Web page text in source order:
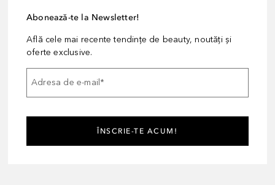
Abonează-te la Newsletter!
Află cele mai recente tendințe de beauty, noutăți și
oferte exclusive.
Adresa de e-mail*
ÎNSCRIE-TE ACUM!